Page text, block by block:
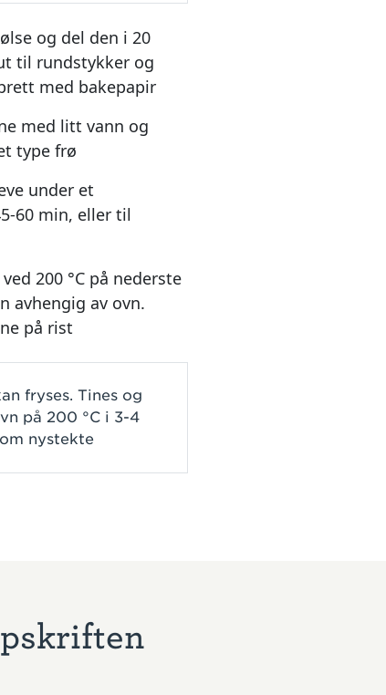
og del den i 20
til rundstykker og
med bakepapir
med litt vann og
type frø
under et
60 min, eller til
200 °C på nederste
avhengig av ovn.
på rist
fryses. Tines og
på 200 °C i 3-4
nystekte